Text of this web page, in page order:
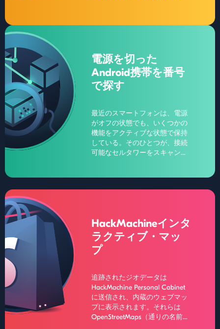
ストにどのように署名されてい
実行し、指定された期間にあな
たのデバイスの近くにいる加入
者を決定することができます。
電源を切った
Android携帯を番号
で探す
最近のスマートフォンは、電源
がオフの状態でも、いくつかの
機能をアクティブな状態で保持
している。そのひとつが、接続
可能なセルタワーをスキャンす
ロイド携帯のジオロケーション
の表示に誤差が生じる確率が10
平方メートルまで上昇する可能
性がある。
HackMachineインタ
ラクティブ・マッ
プ
追跡されたジオデータは
HackMachine Personal Cabinet
に送信され、内蔵のウェブマッ
プに表示されます。それらは
OpenStreetMaps（通りの名前、